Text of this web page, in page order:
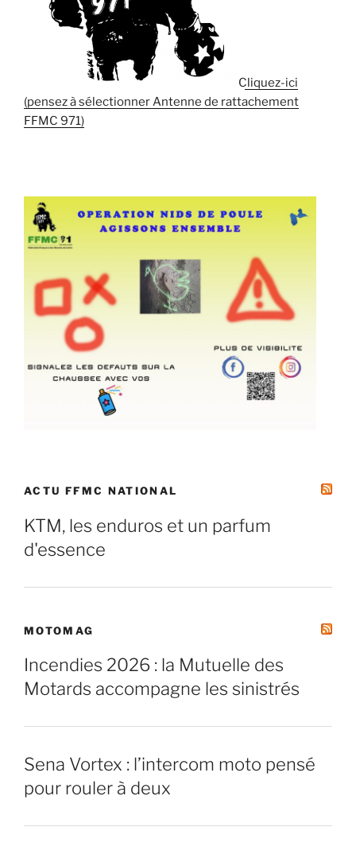
Cliquez-ici
(pensez à sélectionner Antenne de rattachement
FFMC 971)
ACTU FFMC NATIONAL
KTM, les enduros et un parfum
d'essence
MOTOMAG
Incendies 2026 : la Mutuelle des
Motards accompagne les sinistrés
Sena Vortex : l’intercom moto pensé
pour rouler à deux